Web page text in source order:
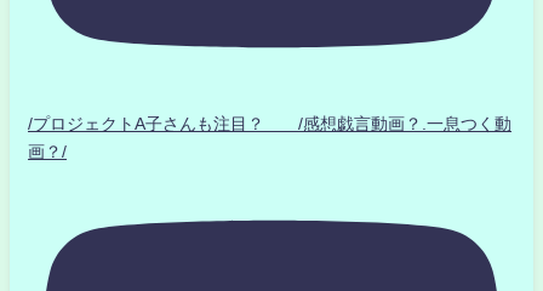
/プロジェクトA子さんも注目？ /感想戯言動画？.一息つく動
画？/